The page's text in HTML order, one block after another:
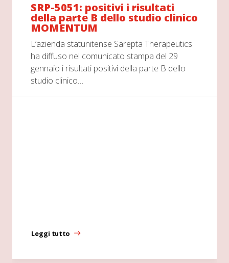
SRP-5051: positivi i risultati
della parte B dello studio clinico
MOMENTUM
L’azienda statunitense Sarepta Therapeutics
ha diffuso nel comunicato stampa del 29
gennaio i risultati positivi della parte B dello
studio clinico…
Leggi tutto